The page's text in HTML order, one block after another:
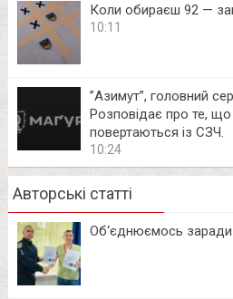
Коли обираєш 92 —
10:11
⁨”Азимут”, головний
Розповідає про те,
повертаються із СЗЧ.
10:24
Авторські статті
Об‘єднюємось